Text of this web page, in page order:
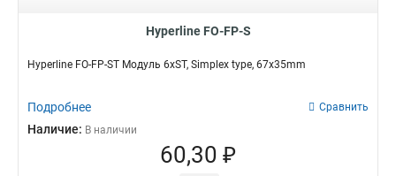
Hyperline FO-FP-S
Hyperline FO-FP-ST Модуль 6xST, Simplex type, 67х35mm
Подробнее Сравнить
Наличие: В наличии
60,30 ₽